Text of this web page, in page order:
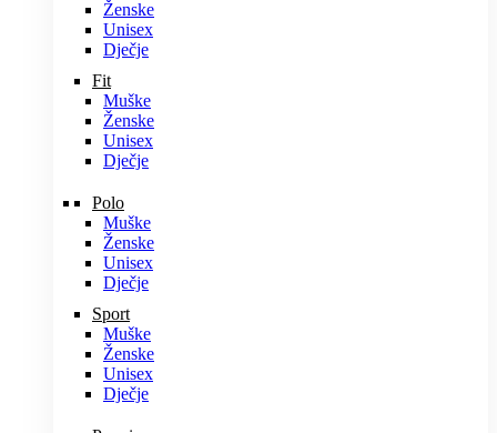
Ženske
Unisex
Dječje
Fit
Muške
Ženske
Unisex
Dječje
Polo
Muške
Ženske
Unisex
Dječje
Sport
Muške
Ženske
Unisex
Dječje